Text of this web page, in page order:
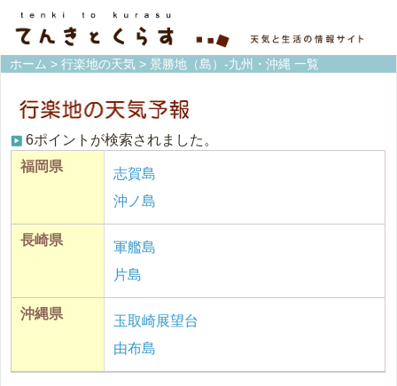
ホーム > 行楽地の天気 > 景勝地（島）-九州・沖縄 一覧
6ポイントが検索されました。
福岡県
志賀島
沖ノ島
長崎県
軍艦島
片島
沖縄県
玉取崎展望台
由布島